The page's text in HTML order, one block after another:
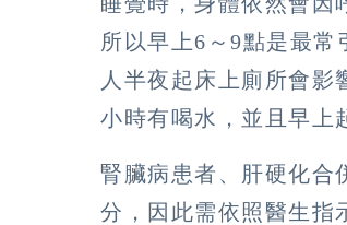
所以早上6～9點是最
人半夜起床上廁所會影
小時有喝水，並且早上
腎臟病患者、肝硬化合
分，因此需依照醫生指